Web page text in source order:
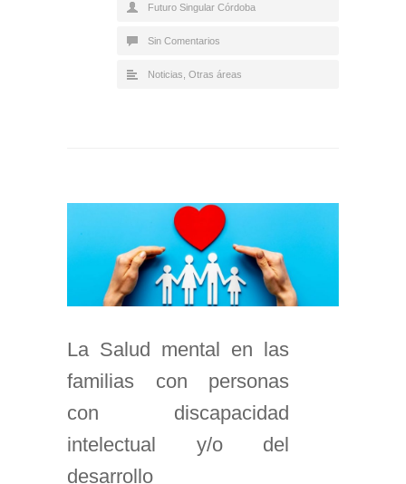
Futuro Singular Córdoba
Sin Comentarios
Noticias Otras áreas
La Salud mental en las
familias con personas
con discapacidad
intelectual y/o del
desarrollo